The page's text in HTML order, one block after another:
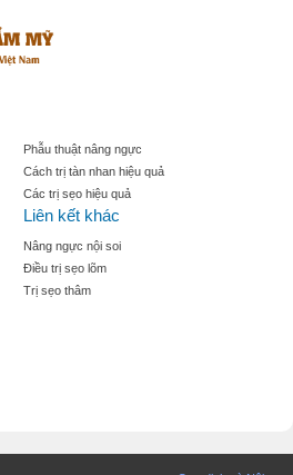
Phẫu thuật nâng ngực
Cách trị tàn nhan hiệu quả
Các trị sẹo hiệu quả
Liên kết khác
Nâng ngực nội soi
Điều trị sẹo lõm
Trị sẹo thâm